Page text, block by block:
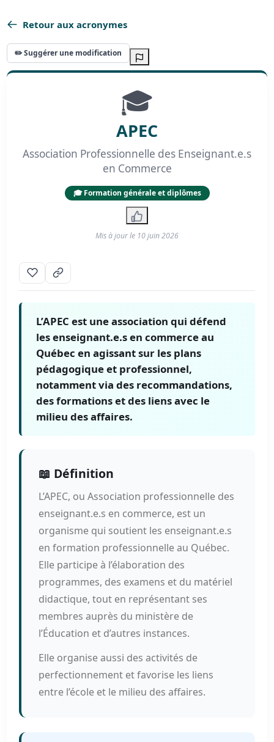
Retour aux acronymes
✏️ Suggérer une modification
🎓
APEC
Association Professionnelle des Enseignant.e.s
en Commerce
🎓 Formation générale et diplômes
Mis à jour le 10 juin 2026
L’APEC est une association qui défend
les enseignant.e.s en commerce au
Québec en agissant sur les plans
pédagogique et professionnel,
notamment via des recommandations,
des formations et des liens avec le
milieu des affaires.
📖 Définition
L’APEC, ou Association professionnelle des
enseignant.e.s en commerce, est un
organisme qui soutient les enseignant.e.s
en formation professionnelle au Québec.
Elle participe à l’élaboration des
programmes, des examens et du matériel
didactique, tout en représentant ses
membres auprès du ministère de
l’Éducation et d’autres instances.
Elle organise aussi des activités de
perfectionnement et favorise les liens
entre l’école et le milieu des affaires.